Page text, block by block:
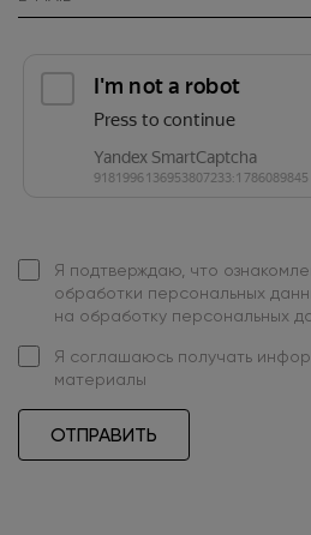
Я подтверждаю, что
обработки персональных
на обработку персональных
Я соглашаюсь получать
материалы
ОТПРАВИТЬ